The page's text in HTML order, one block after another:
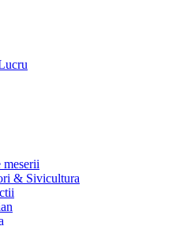
meserii
& Sivicultura